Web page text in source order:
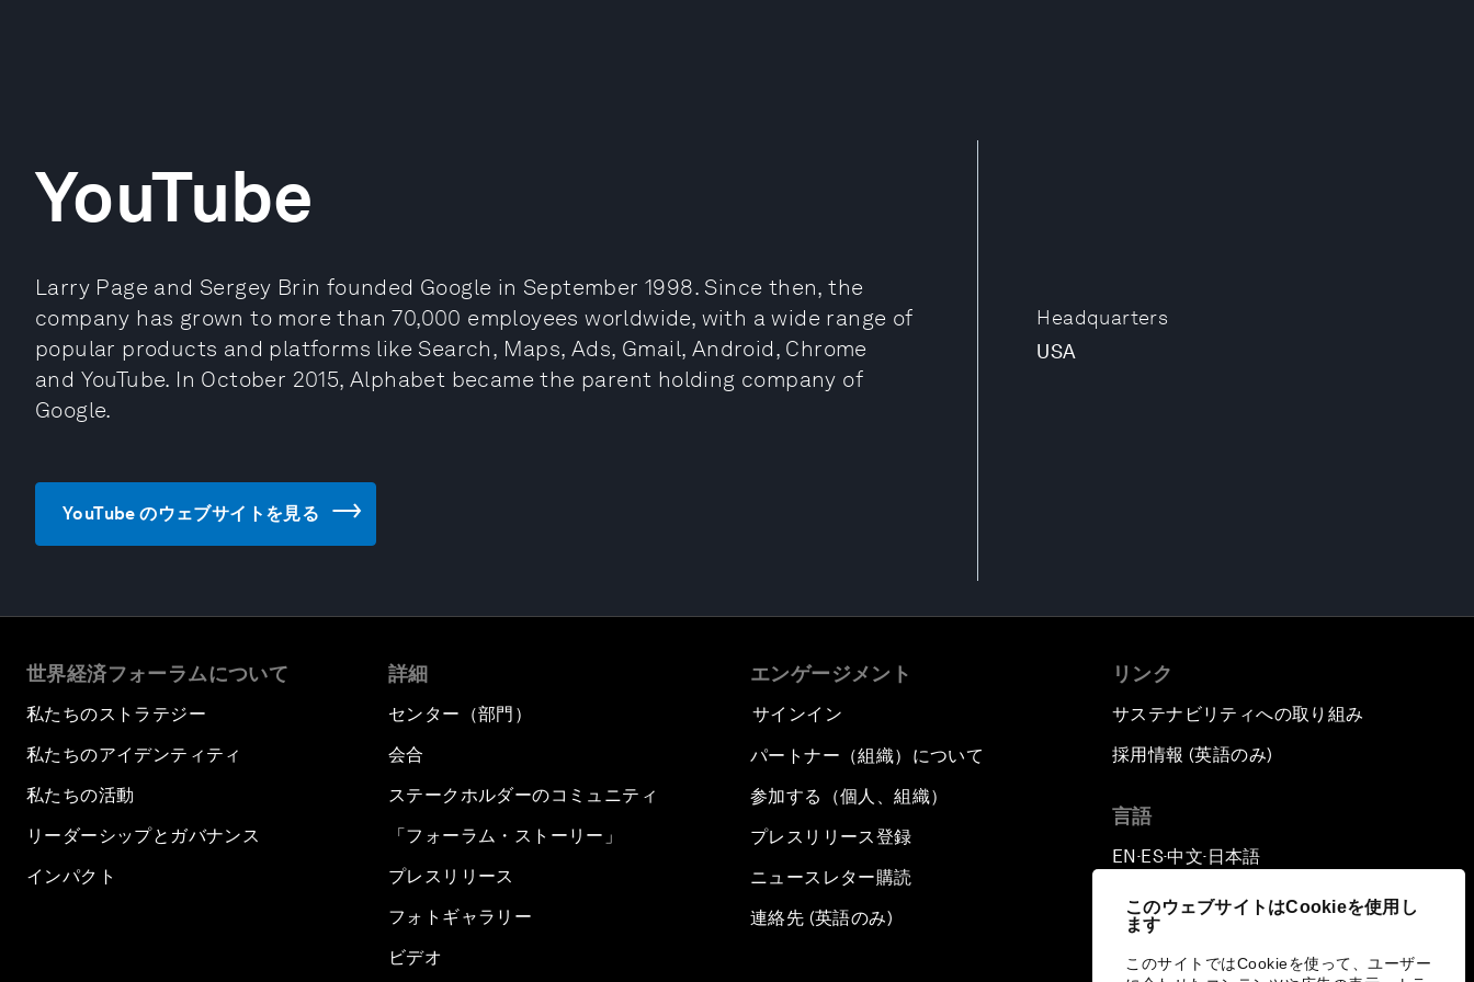
このウェブサイトはCookieを使用し
ます
このサイトではCookieを使って、ユーザー
Headquarters
USA
YouTube
Larry Page and Sergey Brin founded Google in September 1998. Since then, the
company has grown to more than 70,000 employees worldwide, with a wide range of
popular products and platforms like Search, Maps, Ads, Gmail, Android, Chrome
and YouTube. In October 2015, Alphabet became the parent holding company of
Google.
YouTube のウェブサイトを見る
世界経済フォーラムについて
私たちのストラテジー
私たちのアイデンティティ
私たちの活動
リーダーシップとガバナンス
インパクト
詳細
センター（部門）
会合
ステークホルダーのコミュニティ
「フォーラム・ストーリー」
プレスリリース
フォトギャラリー
ビデオ
エンゲージメント
サインイン
パートナー（組織）について
参加する（個人、組織）
プレスリリース登録
ニュースレター購読
連絡先 (英語のみ)
リンク
サステナビリティへの取り組み
採用情報 (英語のみ)
言語
EN ▪ES▪中文▪ 日本語